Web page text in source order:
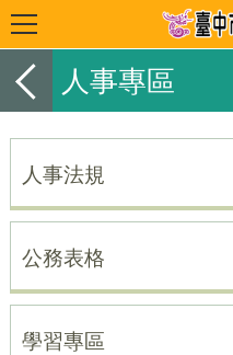
人事專區
人事法規
公務表格
學習專區